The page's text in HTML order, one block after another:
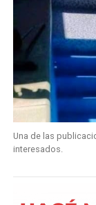
Una de las
interesados.